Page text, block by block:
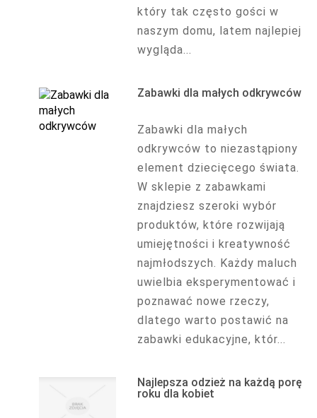
który tak często gości w
naszym domu, latem najlepiej
wygląda...
Zabawki dla małych odkrywców
Zabawki dla małych
odkrywców to niezastąpiony
element dziecięcego świata.
W sklepie z zabawkami
znajdziesz szeroki wybór
produktów, które rozwijają
umiejętności i kreatywność
najmłodszych. Każdy maluch
uwielbia eksperymentować i
poznawać nowe rzeczy,
dlatego warto postawić na
zabawki edukacyjne, któr...
Najlepsza odzież na każdą porę
roku dla kobiet